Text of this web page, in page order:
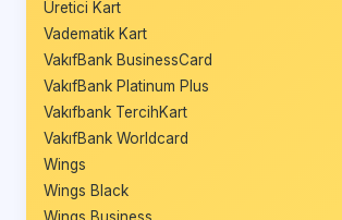
Üretici Kart
Vadematik Kart
VakıfBank BusinessCard
VakıfBank Platinum Plus
Vakıfbank TercihKart
VakıfBank Worldcard
Wings
Wings Black